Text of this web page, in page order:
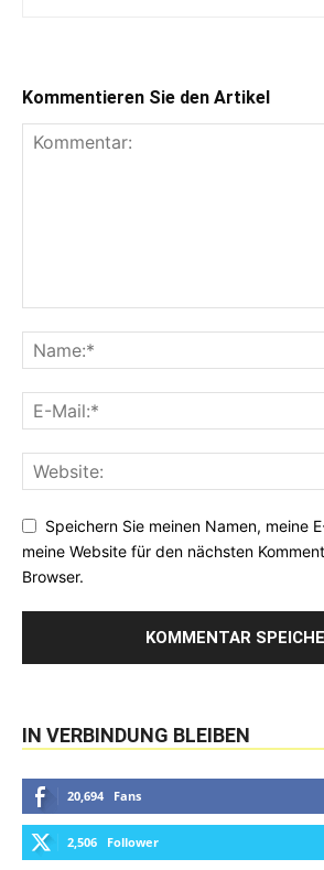
Kommentieren Sie den Artikel
Speichern Sie meinen Namen, meine
meine Website für den nächsten
Browser.
IN VERBINDUNG BLEIBEN
20,694 Fans
2,506 Follower